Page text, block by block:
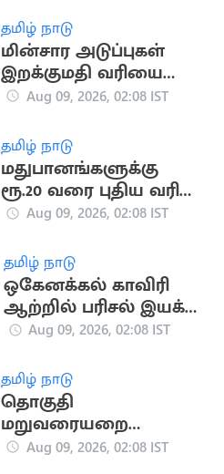
தமிழ் நாடு
மின்சார அடுப்புகள்
இறக்குமதி வரியை
குறைக்கம் மத்திய
Aug 09, 2026, 02:08 IST
தமிழ் நாடு
மதுபானங்களுக்கு
ரூ.20 வரை புதிய வரி
விதிப்பு
Aug 09, 2026, 02:08 IST
தமிழ் நாடு
ஒகேனக்கல் காவிரி
ஆற்றில் பரிசல் இயக்க
அனுமதி
Aug 09, 2026, 02:08 IST
தமிழ் நாடு
தொகுதி
மறுவரையறை
மசோதாவை
Aug 09, 2026, 02:08 IST